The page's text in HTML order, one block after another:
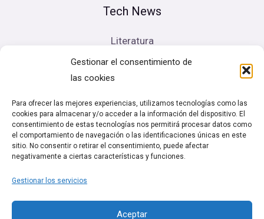
Gestionar el consentimiento de
las cookies
Para ofrecer las mejores experiencias, utilizamos tecnologías como las
cookies para almacenar y/o acceder a la información del dispositivo. El
consentimiento de estas tecnologías nos permitirá procesar datos como
el comportamiento de navegación o las identificaciones únicas en este
sitio. No consentir o retirar el consentimiento, puede afectar
negativamente a ciertas características y funciones.
Gestionar los servicios
Aceptar
Tech News
Literatura
Cine
Legal
Política de cookies (UE)
Política de Privacidad